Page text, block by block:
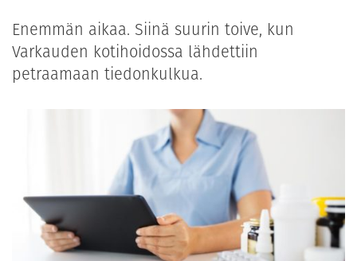
Enemmän aikaa. Siinä suurin toive, kun
Varkauden kotihoidossa lähdettiin
petraamaan tiedonkulkua.